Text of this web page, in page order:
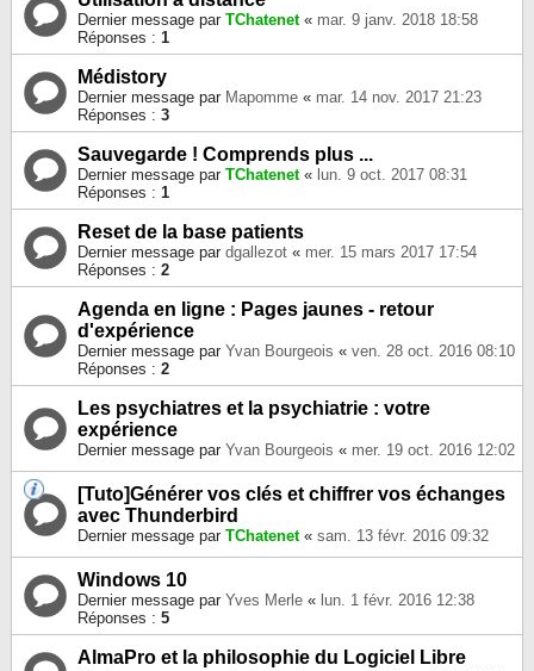
Dernier message par TChatenet« mar. 9 janv. 2018 18:58
Réponses : 1
Médistory
Dernier message par Mapomme « mar. 14 nov. 2017 21:23
Réponses : 3
Sauvegarde ! Comprends plus ...
Dernier message par TChatenet« lun. 9 oct. 2017 08:31
Réponses : 1
Reset de la base patients
Dernier message par dgallezot « mer. 15 mars 2017 17:54
Réponses : 2
Agenda en ligne : Pages jaunes - retour
d'expérience
Dernier message par Yvan Bourgeois « ven. 28 oct. 2016 08:10
Réponses : 2
Les psychiatres et la psychiatrie : votre
expérience
Dernier message par Yvan Bourgeois « mer. 19 oct. 2016 12:02
[Tuto]Générer vos clés et chiffrer vos échanges
avec Thunderbird
Dernier message par TChatenet« sam. 13 févr. 2016 09:32
Windows 10
Dernier message par Yves Merle « lun. 1 févr. 2016 12:38
Réponses : 5
AlmaPro et la philosophie du Logiciel Libre